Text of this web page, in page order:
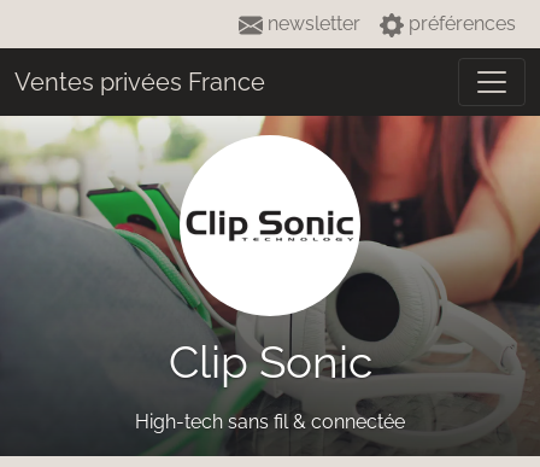
newsletter préférences
Ventes privées France
Clip Sonic
High-tech sans fil & connectée